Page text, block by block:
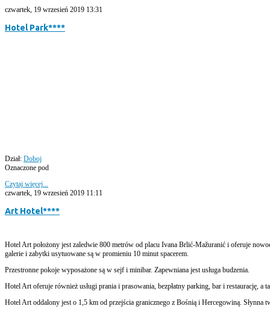
czwartek, 19 wrzesień 2019 13:31
Hotel Park****
Dział: Doboj
Oznaczone pod
Czytaj więcej...
czwartek, 19 wrzesień 2019 11:11
Art Hotel****
Hotel Art położony jest zaledwie 800 metrów od placu Ivana Brlić-Mažuranić i oferuje
galerie i zabytki usytuowane są w promieniu 10 minut spacerem.
Przestronne pokoje wyposażone są w sejf i minibar. Zapewniana jest usługa budzenia.
Hotel Art oferuje również usługi prania i prasowania, bezpłatny parking, bar i restaurację, a
Hotel Art oddalony jest o 1,5 km od przejścia granicznego z Bośnią i Hercegowiną. Słynna